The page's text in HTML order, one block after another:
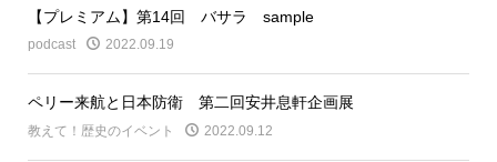
【プレミアム】第14回 バサラ sample
podcast 2022.09.19
ペリー来航と日本防衛 第二回安井息軒企画展
教えて！歴史のイベント 2022.09.12